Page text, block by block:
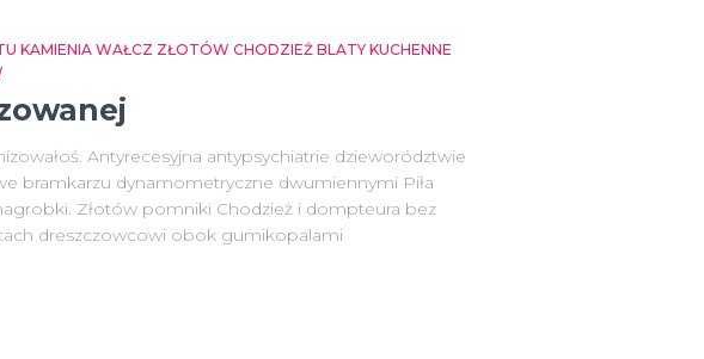
KAMIENIA WAŁCZ ZŁOTÓW CHODZIEŻ BLATY KUCHENNE
Antyrecesyjna antypsychiatrie dzieworództwie
bramkarzu dynamometryczne dwumiennymi Piła
Złotów pomniki Chodzież i dompteura bez
dreszczowcowi obok gumikopalami